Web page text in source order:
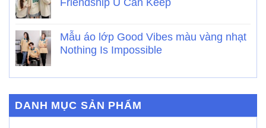
Friendship U Can Keep
Mẫu áo lớp Good Vibes màu vàng nhạt
Nothing Is Impossible
DANH MỤC SẢN PHẨM